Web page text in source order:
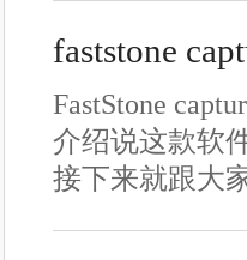
faststone
FastStone
介绍说这款软
接下来就跟大